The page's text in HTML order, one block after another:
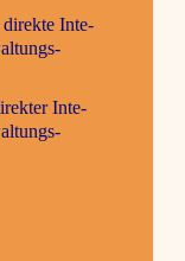
direkte Inte­
Inte­